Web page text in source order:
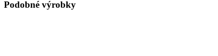
Podobné výrobky